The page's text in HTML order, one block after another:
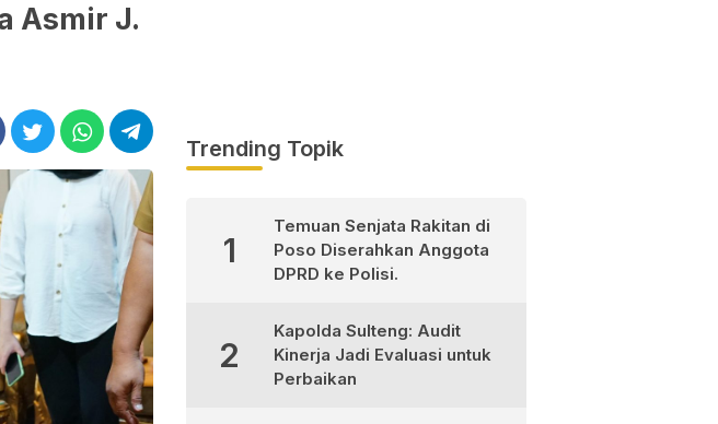
Asmir J.
Trending Topik
1
Temuan Senjata Rakitan di
Poso Diserahkan Anggota
DPRD ke Polisi.
2
Kapolda Sulteng: Audit
Kinerja Jadi Evaluasi untuk
Perbaikan